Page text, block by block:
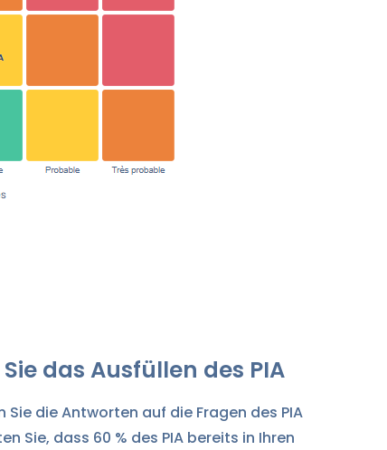
das Ausfüllen des PIA
Sie die Antworten auf die Fragen des PIA
Sie, dass 60 % des PIA bereits in Ihren